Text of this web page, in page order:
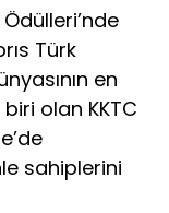
Ödülleri’nde
Türk
en
olan KKTC
sahiplerini